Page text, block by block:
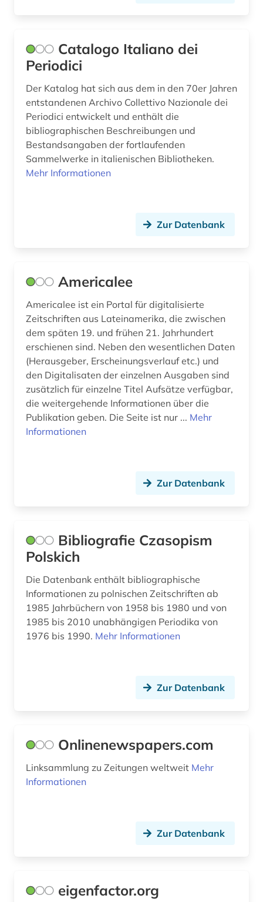
literarische zeitschrift (2)
literaturkritik (1)
literaturwissenschaft (3)
loseblattausgabe (1)
massenkommunikation (3)
mla international bibliography of books and
(1)
münchen (1)
naturschutz (1)
naturwissenschaften (1)
newsletter (1)
newspaper articles (1)
nigeria (1)
norwegen (1)
online-publikation (1)
open access (3)
periodica (1)
persisch (1)
photographs (1)
physik (2)
politikwissenschaft (1)
Catalogo Italiano dei
Periodici
Der Katalog hat sich aus dem in den 70er Jahren
entstandenen Archivo Collettivo Nazionale dei
Periodici entwickelt und enthält die
bibliographischen Beschreibungen und
Bestandsangaben der fortlaufenden
Sammelwerke in italienischen Bibliotheken.
Mehr Informationen
Zur Datenbank
Americalee
Americalee ist ein Portal für digitalisierte
Zeitschriften aus Lateinamerika, die zwischen
dem späten 19. und frühen 21. Jahrhundert
erschienen sind. Neben den wesentlichen Daten
(Herausgeber, Erscheinungsverlauf etc.) und
den Digitalisaten der einzelnen Ausgaben sind
zusätzlich für einzelne Titel Aufsätze verfügbar,
die weitergehende Informationen über die
Publikation geben. Die Seite ist nur ... Mehr
Informationen
Zur Datenbank
Bibliografie Czasopism
Polskich
Die Datenbank enthält bibliographische
Informationen zu polnischen Zeitschriften ab
1985 Jahrbüchern von 1958 bis 1980 und von
1985 bis 2010 unabhängigen Periodika von
1976 bis 1990. Mehr Informationen
Zur Datenbank
Onlinenewspapers.com
Linksammlung zu Zeitungen weltweit Mehr
Informationen
Zur Datenbank
eigenfactor.org